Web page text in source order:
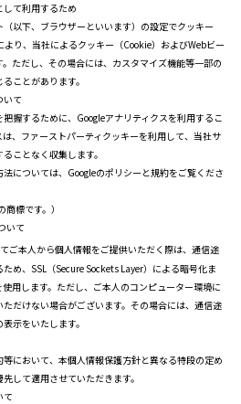
て利用するため
以下、ブラウザーといいます）の設定でクッキー
より、当社によるクッキー（Cookie）およびWebビー
ただし、その場合には、カスタマイズ機能等一部の
ことがあります。
いて
握するために、Googleアナリティクスを利用するこ
、ファーストパーティクッキーを利用して、当社サ
ことなく収集します。
については、 Googleのポリシーと規約をご覧くださ
標です。）
いて
ご本人から個人情報をご提供いただく際は、通信途
め、SSL（Secure Sockets Layer）による暗号化ま
用します。ただし、ご本人のコンピューター環境に
だけない場合がございます。その場合には、通信途
示をいたします。
において、本個人情報保護方針と異なる特段の定め
して適用させていただきます。
て